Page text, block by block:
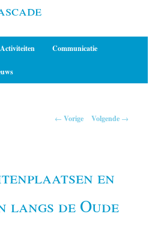
Activiteiten Communicatie
← Vorige Volgende →
en
langs de Oude